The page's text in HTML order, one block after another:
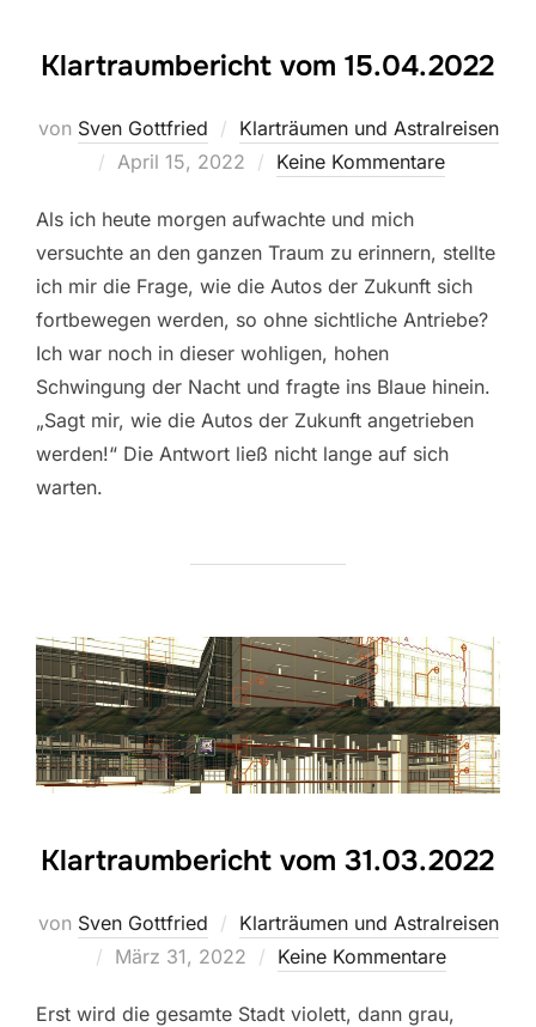
Klartraumbericht vom 15.04.2022
von Sven Gottfried
Klarträumen und Astralreisen
Veröffentlicht
April 15, 2022 Keine Kommentare
Als ich heute morgen aufwachte und mich
versuchte an den ganzen Traum zu erinnern, stellte
ich mir die Frage, wie die Autos der Zukunft sich
fortbewegen werden, so ohne sichtliche Antriebe?
Ich war noch in dieser wohligen, hohen
Schwingung der Nacht und fragte ins Blaue hinein.
„Sagt mir, wie die Autos der Zukunft angetrieben
werden!“ Die Antwort ließ nicht lange auf sich
warten.
Klartraumbericht vom 31.03.2022
von Sven Gottfried
Klarträumen und Astralreisen
Veröffentlicht
März 31, 2022 Keine Kommentare
Erst wird die gesamte Stadt violett, dann grau,